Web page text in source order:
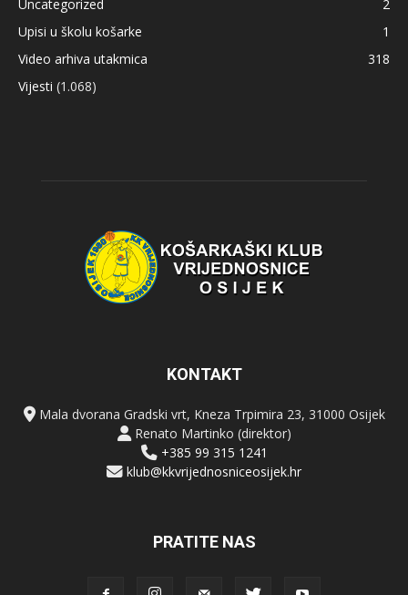
Uncategorized
2
Upisi u školu košarke
1
Video arhiva utakmica
318
Vijesti (1.068)
KONTAKT
Mala dvorana Gradski vrt, Kneza Trpimira 23, 31000 Osijek
Renato Martinko (direktor)
+385 99 315 1241
klub@kkvrijednosniceosijek.hr
PRATITE NAS